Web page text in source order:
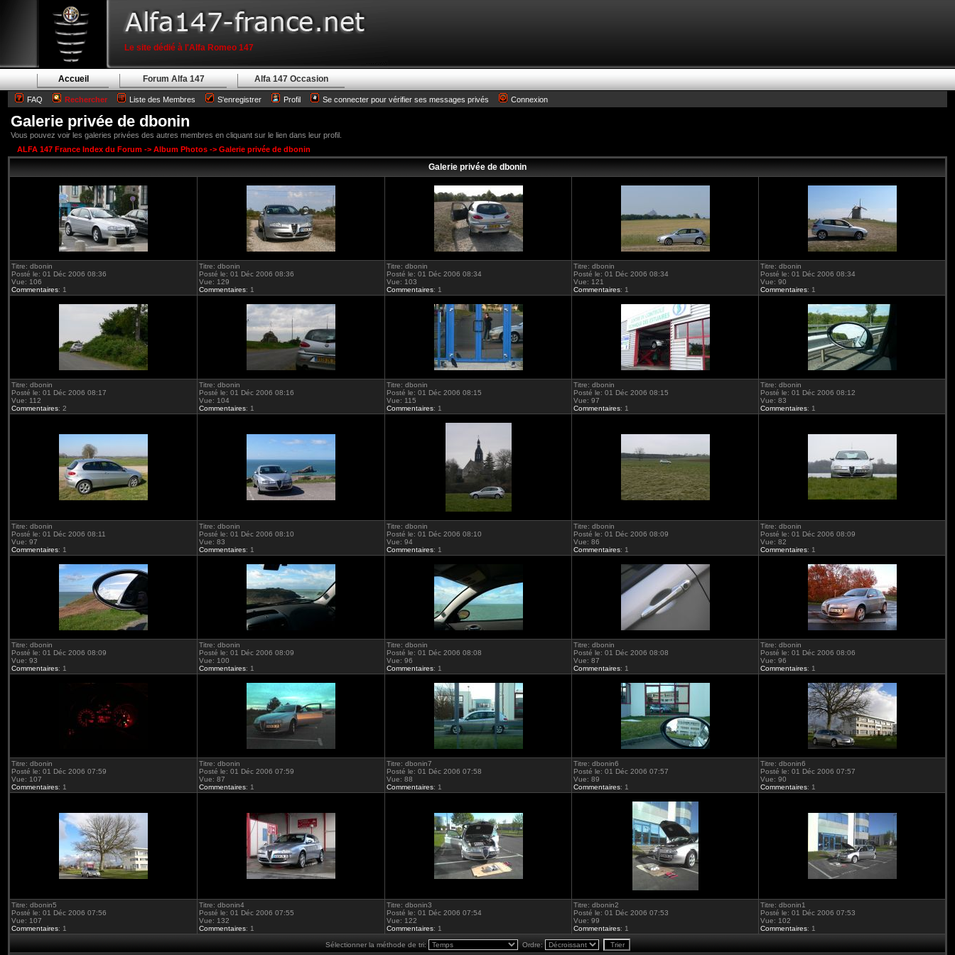
Le site dédié à l'Alfa Romeo 147
Accueil Forum Alfa 147 Alfa 147 Occasion
FAQ Rechercher Liste des Membres S'enregistrer Profil Se connecter pour vérifier ses messages privés Connexion
Galerie privée de dbonin
Vous pouvez voir les galeries privées des autres membres en cliquant sur le lien dans leur profil.
ALFA 147 France Index du Forum -> Album Photos -> Galerie privée de dbonin
Galerie privée de dbonin
Titre: dbonin
Posté le: 01 Déc 2006 08:36
Vue: 106
Commentaires: 1
Titre: dbonin
Posté le: 01 Déc 2006 08:36
Vue: 129
Commentaires: 1
Titre: dbonin
Posté le: 01 Déc 2006 08:34
Vue: 103
Commentaires: 1
Titre: dbonin
Posté le: 01 Déc 2006 08:34
Vue: 121
Commentaires: 1
Titre: dbonin
Posté le: 01 Déc 2006 08:34
Vue: 90
Commentaires: 1
Titre: dbonin
Posté le: 01 Déc 2006 08:17
Vue: 112
Commentaires: 2
Titre: dbonin
Posté le: 01 Déc 2006 08:16
Vue: 104
Commentaires: 1
Titre: dbonin
Posté le: 01 Déc 2006 08:15
Vue: 115
Commentaires: 1
Titre: dbonin
Posté le: 01 Déc 2006 08:15
Vue: 97
Commentaires: 1
Titre: dbonin
Posté le: 01 Déc 2006 08:12
Vue: 83
Commentaires: 1
Titre: dbonin
Posté le: 01 Déc 2006 08:11
Vue: 97
Commentaires: 1
Titre: dbonin
Posté le: 01 Déc 2006 08:10
Vue: 83
Commentaires: 1
Titre: dbonin
Posté le: 01 Déc 2006 08:10
Vue: 94
Commentaires: 1
Titre: dbonin
Posté le: 01 Déc 2006 08:09
Vue: 86
Commentaires: 1
Titre: dbonin
Posté le: 01 Déc 2006 08:09
Vue: 82
Commentaires: 1
Titre: dbonin
Posté le: 01 Déc 2006 08:09
Vue: 93
Commentaires: 1
Titre: dbonin
Posté le: 01 Déc 2006 08:09
Vue: 100
Commentaires: 1
Titre: dbonin
Posté le: 01 Déc 2006 08:08
Vue: 96
Commentaires: 1
Titre: dbonin
Posté le: 01 Déc 2006 08:08
Vue: 87
Commentaires: 1
Titre: dbonin
Posté le: 01 Déc 2006 08:06
Vue: 96
Commentaires: 1
Titre: dbonin
Posté le: 01 Déc 2006 07:59
Vue: 107
Commentaires: 1
Titre: dbonin
Posté le: 01 Déc 2006 07:59
Vue: 87
Commentaires: 1
Titre: dbonin7
Posté le: 01 Déc 2006 07:58
Vue: 88
Commentaires: 1
Titre: dbonin6
Posté le: 01 Déc 2006 07:57
Vue: 89
Commentaires: 1
Titre: dbonin6
Posté le: 01 Déc 2006 07:57
Vue: 90
Commentaires: 1
Titre: dbonin5
Posté le: 01 Déc 2006 07:56
Vue: 107
Commentaires: 1
Titre: dbonin4
Posté le: 01 Déc 2006 07:55
Vue: 132
Commentaires: 1
Titre: dbonin3
Posté le: 01 Déc 2006 07:54
Vue: 122
Commentaires: 1
Titre: dbonin2
Posté le: 01 Déc 2006 07:53
Vue: 99
Commentaires: 1
Titre: dbonin1
Posté le: 01 Déc 2006 07:53
Vue: 102
Commentaires: 1
Sélectionner la méthode de tri: Ordre: